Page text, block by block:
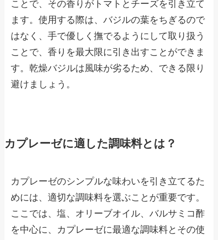
ことで、その香りがトマトとチーズを引き立て
ます。使用する際は、バジルの葉をちぎるので
はなく、手で優しく撫でるようにして取り扱う
ことで、香りを最大限に引き出すことができま
す。乾燥バジルは風味が劣るため、できる限り
避けましょう。
カプレーゼに適した調味料とは？
カプレーゼのシンプルな味わいを引き立てるた
めには、適切な調味料を選ぶことが重要です。
ここでは、塩、オリーブオイル、バルサミコ酢
を中心に、カプレーゼに最適な調味料とその使